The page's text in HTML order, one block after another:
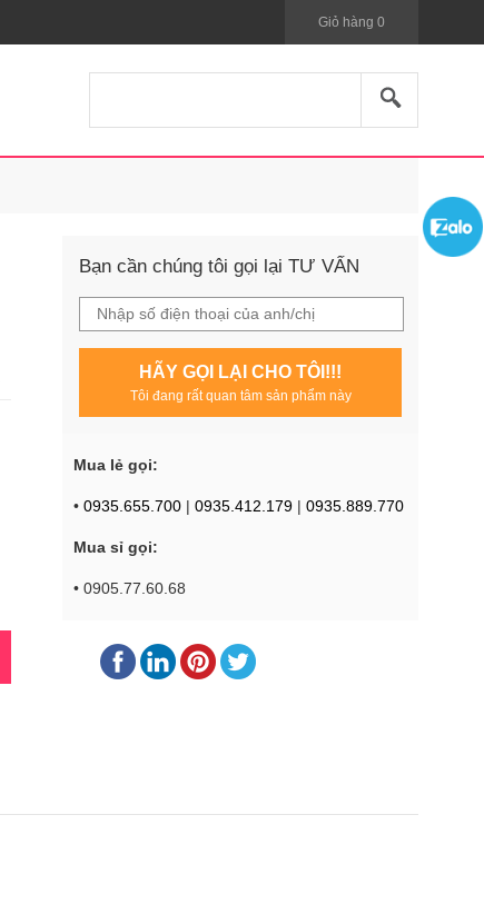
Giỏ hàng 0
Bạn cần chúng tôi gọi lại TƯ VẤN
HÃY GỌI LẠI CHO TÔI!!!
Tôi đang rất quan tâm sản phẩm này
Mua lẻ gọi:
• 0935.655.700 | 0935.412.179 | 0935.889.770
Mua sỉ gọi:
• 0905.77.60.68